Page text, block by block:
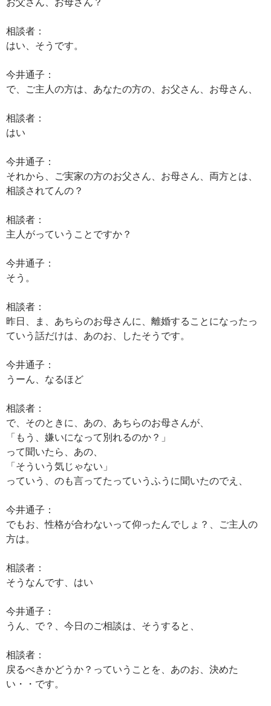
相談者：
はい、そうです。
今井通子：
で、ご主人の方は、あなたの方の、お父さん、お母さん、
相談者：
はい
今井通子：
それから、ご実家の方のお父さん、お母さん、両方とは、
相談されてんの？
相談者：
主人がっていうことですか？
今井通子：
そう。
相談者：
昨日、ま、あちらのお母さんに、離婚することになったっ
ていう話だけは、あのお、したそうです。
今井通子：
うーん、なるほど
相談者：
で、そのときに、あの、あちらのお母さんが、
「もう、嫌いになって別れるのか？」
って聞いたら、あの、
「そういう気じゃない」
っていう、のも言ってたっていうふうに聞いたのでえ、
今井通子：
でもお、性格が合わないって仰ったんでしょ？、ご主人の
方は。
相談者：
そうなんです、はい
今井通子：
うん、で？、今日のご相談は、そうすると、
相談者：
戻るべきかどうか？っていうことを、あのお、決めた
い・・です。